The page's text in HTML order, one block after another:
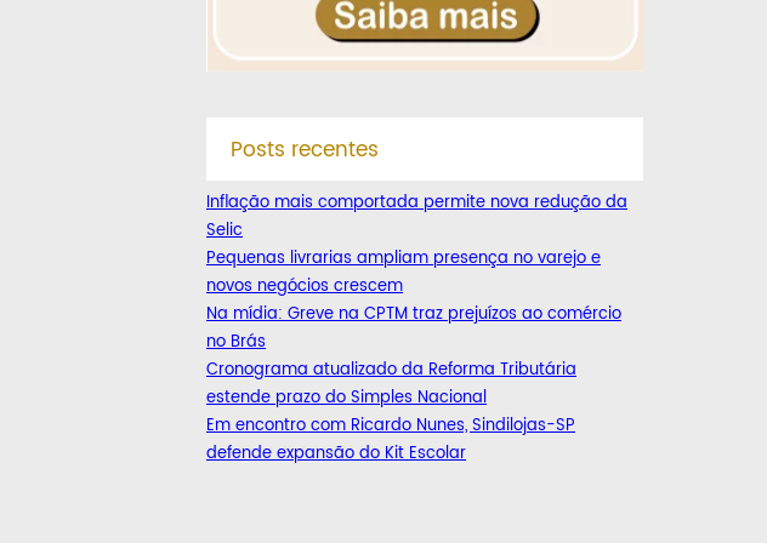
Posts recentes
Inflação mais comportada permite nova redução da
Selic
Pequenas livrarias ampliam presença no varejo e
novos negócios crescem
Na mídia: Greve na CPTM traz prejuízos ao comércio
no Brás
Cronograma atualizado da Reforma Tributária
estende prazo do Simples Nacional
Em encontro com Ricardo Nunes, Sindilojas-SP
defende expansão do Kit Escolar